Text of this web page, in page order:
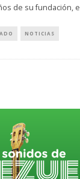
de su fundación,
NOTICIAS